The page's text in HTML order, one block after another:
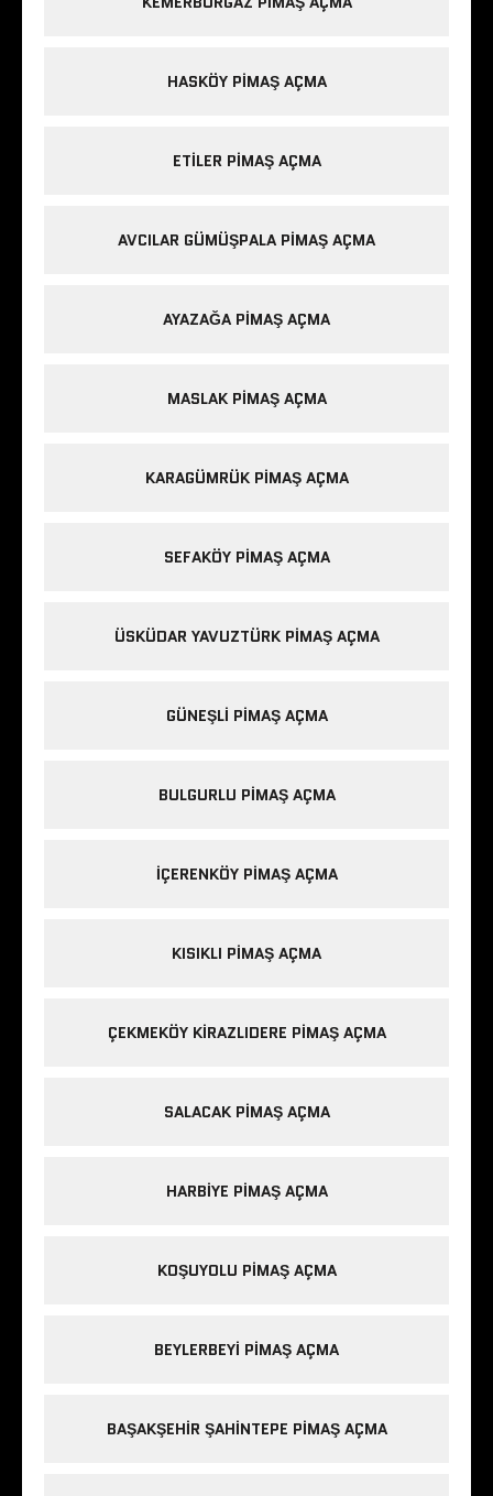
HASKÖY PIMAŞ AÇMA
ETILER PIMAŞ AÇMA
AVCILAR GÜMÜŞPALA PIMAŞ AÇMA
AYAZAĞA PIMAŞ AÇMA
MASLAK PIMAŞ AÇMA
KARAGÜMRÜK PIMAŞ AÇMA
SEFAKÖY PIMAŞ AÇMA
ÜSKÜDAR YAVUZTÜRK PIMAŞ AÇMA
GÜNEŞLI PIMAŞ AÇMA
BULGURLU PIMAŞ AÇMA
IÇERENKÖY PIMAŞ AÇMA
KISIKLI PIMAŞ AÇMA
ÇEKMEKÖY KIRAZLIDERE PIMAŞ AÇMA
SALACAK PIMAŞ AÇMA
HARBIYE PIMAŞ AÇMA
KOŞUYOLU PIMAŞ AÇMA
BEYLERBEYI PIMAŞ AÇMA
BAŞAKŞEHIR ŞAHINTEPE PIMAŞ AÇMA